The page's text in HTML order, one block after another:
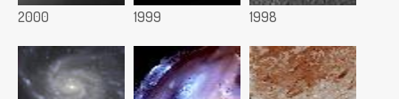
2000 1999 1998